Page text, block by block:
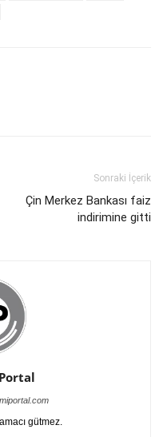
Sonraki İçerik
Çin Merkez Bankası faiz
indirimine gitti
gütmez.